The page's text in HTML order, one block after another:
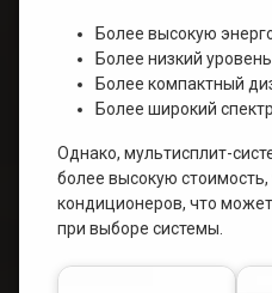
Более высокую
Более низкий
Более компактный
Более широкий
Однако, мультисплит-
более высокую
кондиционеров, что
при выборе системы.